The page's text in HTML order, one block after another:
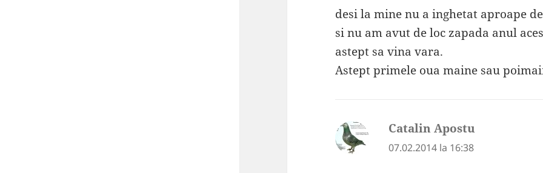
desi la mine nu a inghetat aproape
si nu am avut de loc zapada anul
astept sa vina vara.
Astept primele oua maine sau
Catalin Apostu
07.02.2014 la 16:38